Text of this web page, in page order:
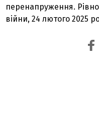
перенапруження.
війни, 24 лютого 2025